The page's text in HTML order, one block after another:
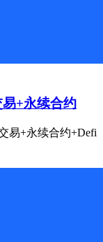
+永续合约
易+永续合约+Defi